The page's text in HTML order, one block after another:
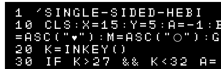
1 'SINGLE-SIDED-HEBI
10 CLS:X=15:Y=5:A=-
20 K=INKEY()
30 IF K>27 && K<32